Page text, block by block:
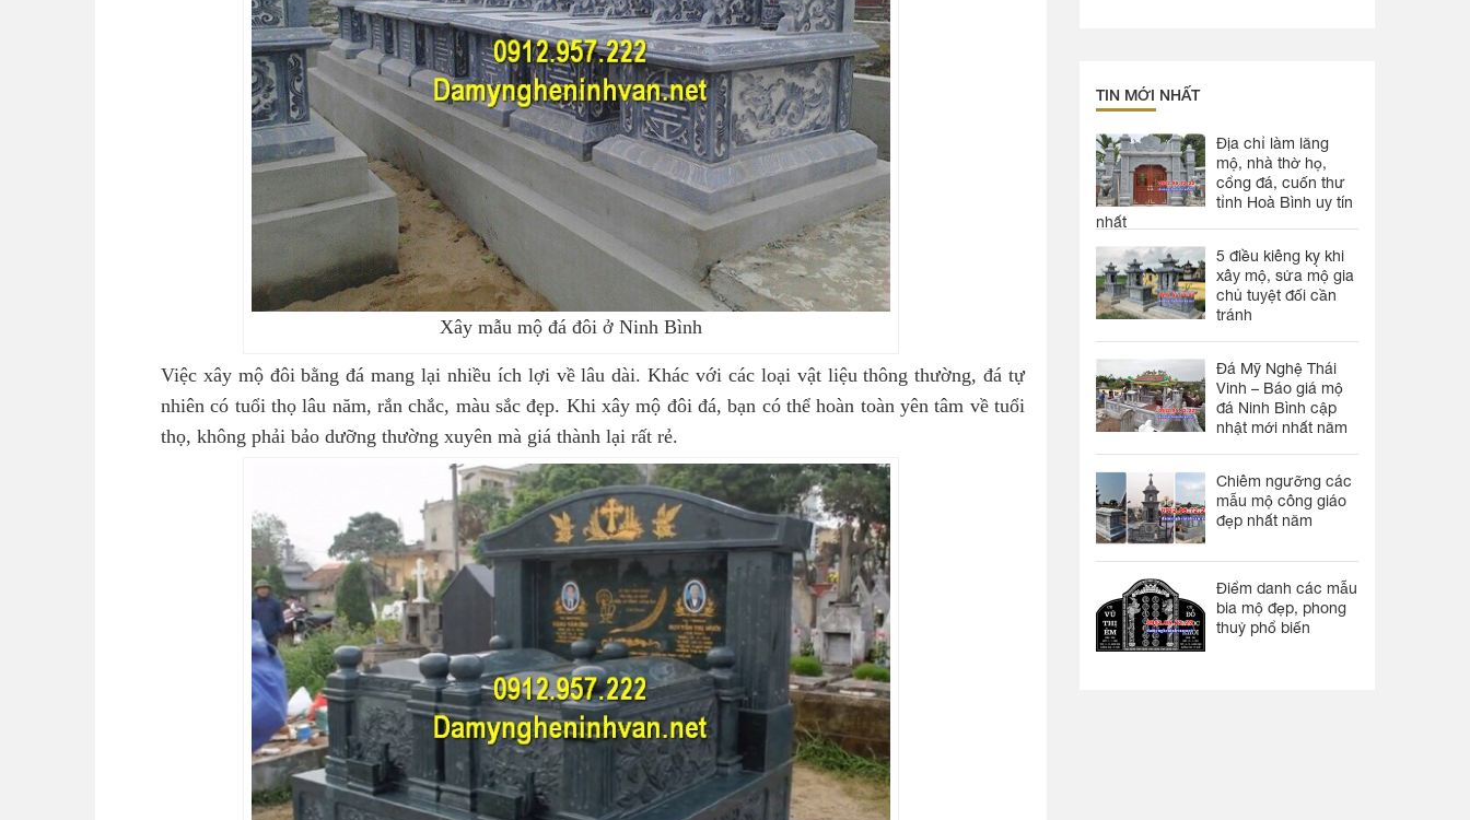
Xây mẫu mộ đá đôi ở Ninh Bình
Việc xây mộ đôi bằng đá mang lại nhiều ích lợi về lâu dài. Khác với các loại vật liệu thông thường, đá tự
nhiên có tuổi thọ lâu năm, rắn chắc, màu sắc đẹp. Khi xây mộ đôi đá, bạn có thể hoàn toàn yên tâm về tuổi
thọ, không phải bảo dưỡng thường xuyên mà giá thành lại rất rẻ.
TIN MỚI NHẤT
Địa chỉ làm lăng
mộ, nhà thờ họ,
cổng đá, cuốn thư
tỉnh Hoà Bình uy tín
nhất
5 điều kiêng kỵ khi
xây mộ, sửa mộ gia
chủ tuyệt đối cần
tránh
Đá Mỹ Nghệ Thái
Vinh – Báo giá mộ
đá Ninh Bình cập
nhật mới nhất năm
Chiêm ngưỡng các
mẫu mộ công giáo
đẹp nhất năm
Điểm danh các mẫu
bia mộ đẹp, phong
thuỷ phổ biến